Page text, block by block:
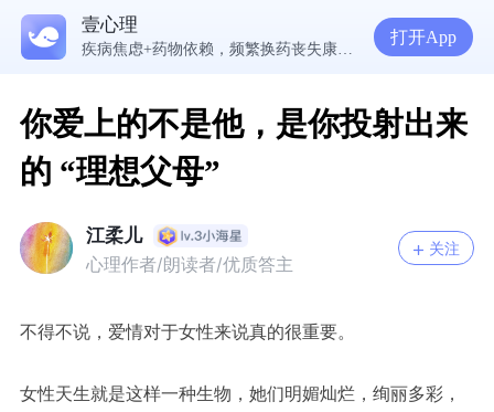
壹心理
打开App
你爱上的不是他，是你投射出来
的 “理想父母”
江柔儿
心理作者/朗读者/优质答主
关注
不得不说，爱情对于女性来说真的很重要。
女性天生就是这样一种生物，她们明媚灿烂，绚丽多彩，